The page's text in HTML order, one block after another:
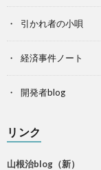
引かれ者の小唄
経済事件ノート
開発者blog
リンク
山根治blog（新）